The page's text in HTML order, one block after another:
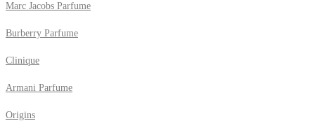
Marc Jacobs Parfume
Burberry Parfume
Clinique
Armani Parfume
Origins